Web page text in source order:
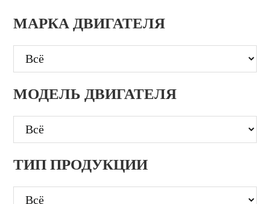
МАРКА ДВИГАТЕЛЯ
МОДЕЛЬ ДВИГАТЕЛЯ
ТИП ПРОДУКЦИИ